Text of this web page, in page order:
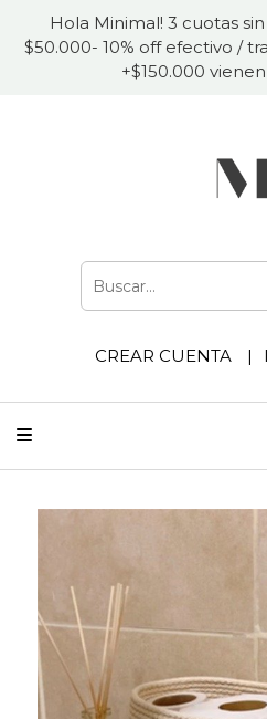
Hola Minimal! 3 cuotas
$50.000- 10% off efectivo /
+$150.000
CREAR CUENTA